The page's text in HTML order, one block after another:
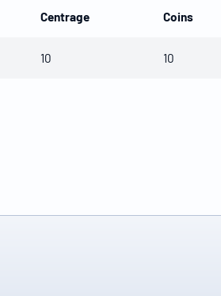
Centrage Coins
10 10